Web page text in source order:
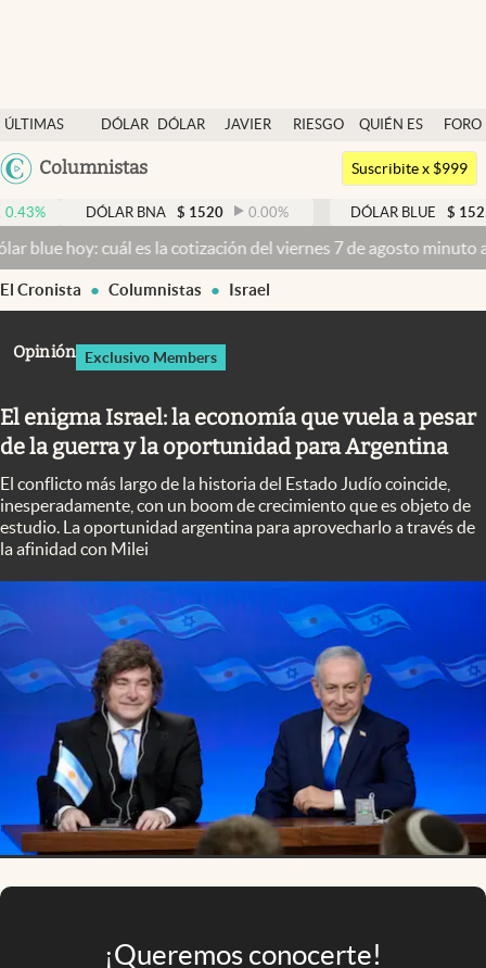
ÚLTIMAS
NOTICIAS
DÓLAR
DÓLAR
JAVIER
RIESGO
QUIÉN ES
QUIÉN
FORO
Argentina
México
Columnistas
Dólar
Members
Economía y Política
Finanzas y Mercados
Mercados Online
Columnistas
Otras secciones
Apertura
Infotechnology
Clase
Clima
Mundial 2026
Eventos Corporativos
El Cronista Studio
Mediakit
abre en nueva pestaña
Argentina
Suscribite x $999
DÓLAR BNA $ 1520 0.00% DÓLAR BLUE $ 1525 -0.33%
es la cotización del viernes 7 de agosto minuto a minuto
El Cronista Columnistas Israel
Opinión Exclusivo Members
El enigma Israel: la economía que vuela a pesar
de la guerra y la oportunidad para Argentina
El conflicto más largo de la historia del Estado Judío coincide,
inesperadamente, con un boom de crecimiento que es objeto de
estudio. La oportunidad argentina para aprovecharlo a través de
la afinidad con Milei
¡Queremos conocerte!